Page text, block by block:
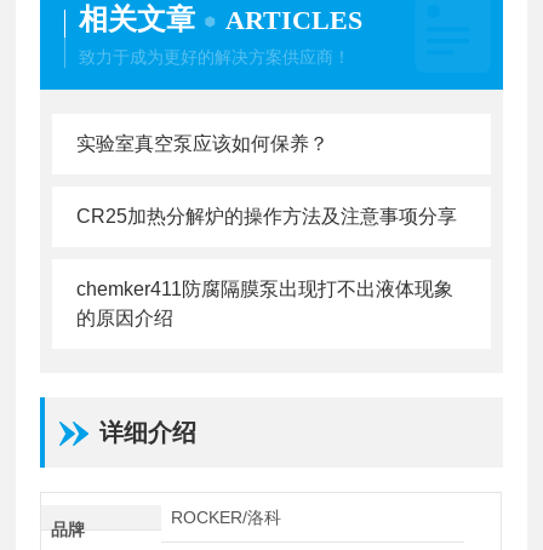
相关文章 ARTICLES
致力于成为更好的解决方案供应商！
实验室真空泵应该如何保养？
CR25加热分解炉的操作方法及注意事项分享
chemker411防腐隔膜泵出现打不出液体现象
的原因介绍
详细介绍
品牌
ROCKER/洛科